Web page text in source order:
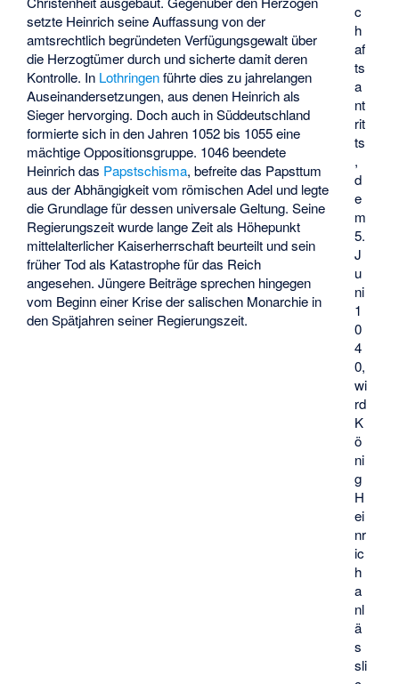
c
h
af
ts
a
nt
rit
ts
,
d
e
m
5.
J
u
ni
1
0
4
0,
wi
rd
K
ö
ni
g
H
ei
nr
ic
h
a
nl
ä
s
sli
setzte Heinrich seine Auffassung von der
amtsrechtlich begründeten Verfügungsgewalt über
die Herzogtümer durch und sicherte damit deren
Kontrolle. In Lothringenführte dies zu jahrelangen
Auseinandersetzungen, aus denen Heinrich als
Sieger hervorging. Doch auch in Süddeutschland
formierte sich in den Jahren 1052 bis 1055 eine
mächtige Oppositionsgruppe. 1046 beendete
Heinrich das Papstschisma, befreite das Papsttum
aus der Abhängigkeit vom römischen Adel und legte
die Grundlage für dessen universale Geltung. Seine
Regierungszeit wurde lange Zeit als Höhepunkt
mittelalterlicher Kaiserherrschaft beurteilt und sein
früher Tod als Katastrophe für das Reich
angesehen. Jüngere Beiträge sprechen hingegen
vom Beginn einer Krise der salischen Monarchie in
den Spätjahren seiner Regierungszeit.